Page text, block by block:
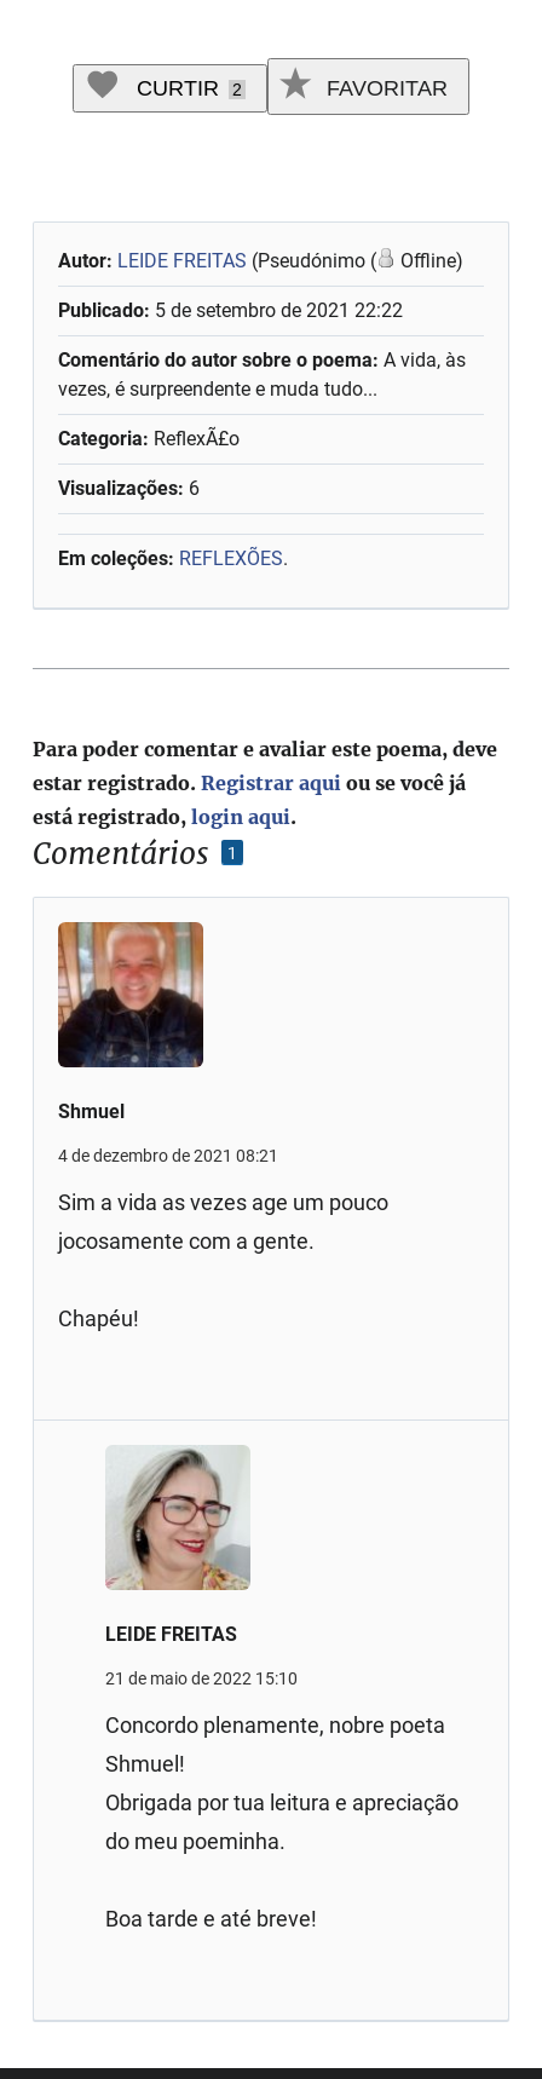
CURTIR 2 FAVORITAR
Autor: LEIDE FREITAS (Pseudónimo ( Offline)
Publicado: 5 de setembro de 2021 22:22
Comentário do autor sobre o poema:A vida, às
vezes, é surpreendente e muda tudo...
Categoria: ReflexÃ£o
Visualizações: 6
Em coleções: REFLEXÕES.
Comentários 1
Shmuel
4 de dezembro de 2021 08:21
Sim a vida as vezes age um pouco
jocosamente com a gente.
Chapéu!
LEIDE FREITAS
21 de maio de 2022 15:10
Concordo plenamente, nobre poeta
Shmuel!
Obrigada por tua leitura e apreciação
do meu poeminha.
Boa tarde e até breve!
Para poder comentar e avaliar este poema, deve
estar registrado.Registrar aqui ou se você já
está registrado,login aqui.